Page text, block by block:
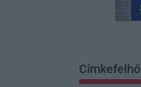
Címkefelhő